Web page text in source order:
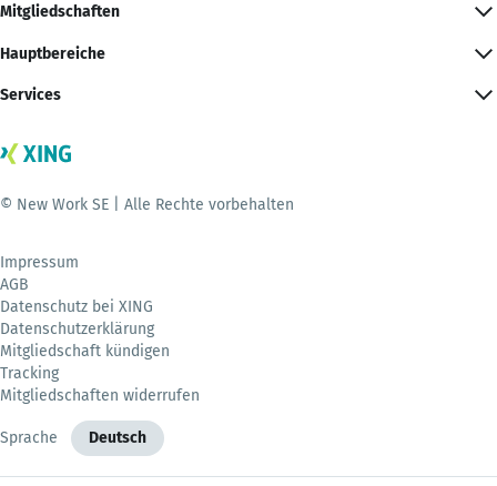
Mitgliedschaften
Hauptbereiche
Services
© New Work SE | Alle Rechte vorbehalten
Impressum
AGB
Datenschutz bei XING
Datenschutzerklärung
Mitgliedschaft kündigen
Tracking
Mitgliedschaften widerrufen
Sprache Deutsch